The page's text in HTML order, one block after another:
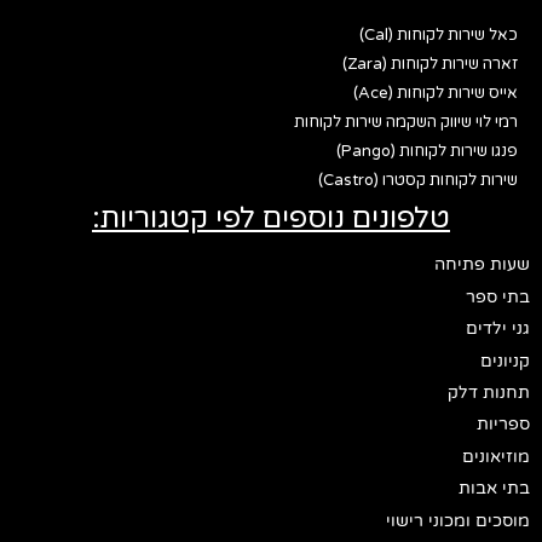
כאל שירות לקוחות (Cal)
זארה שירות לקוחות (Zara)
אייס שירות לקוחות (Ace)
רמי לוי שיווק השקמה שירות לקוחות
פנגו שירות לקוחות (Pango)
שירות לקוחות קסטרו (Castro)
טלפונים נוספים לפי קטגוריות:
שעות פתיחה
בתי ספר
גני ילדים
קניונים
תחנות דלק
ספריות
מוזיאונים
בתי אבות
מוסכים ומכוני רישוי